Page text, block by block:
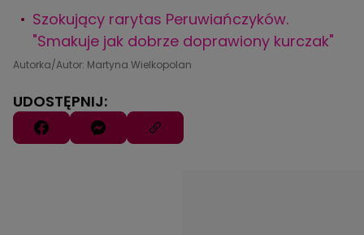
Szokujący rarytas Peruwiańczyków.
"Smakuje jak dobrze doprawiony kurczak"
Autorka/Autor: Martyna Wielkopolan
UDOSTĘPNIJ: